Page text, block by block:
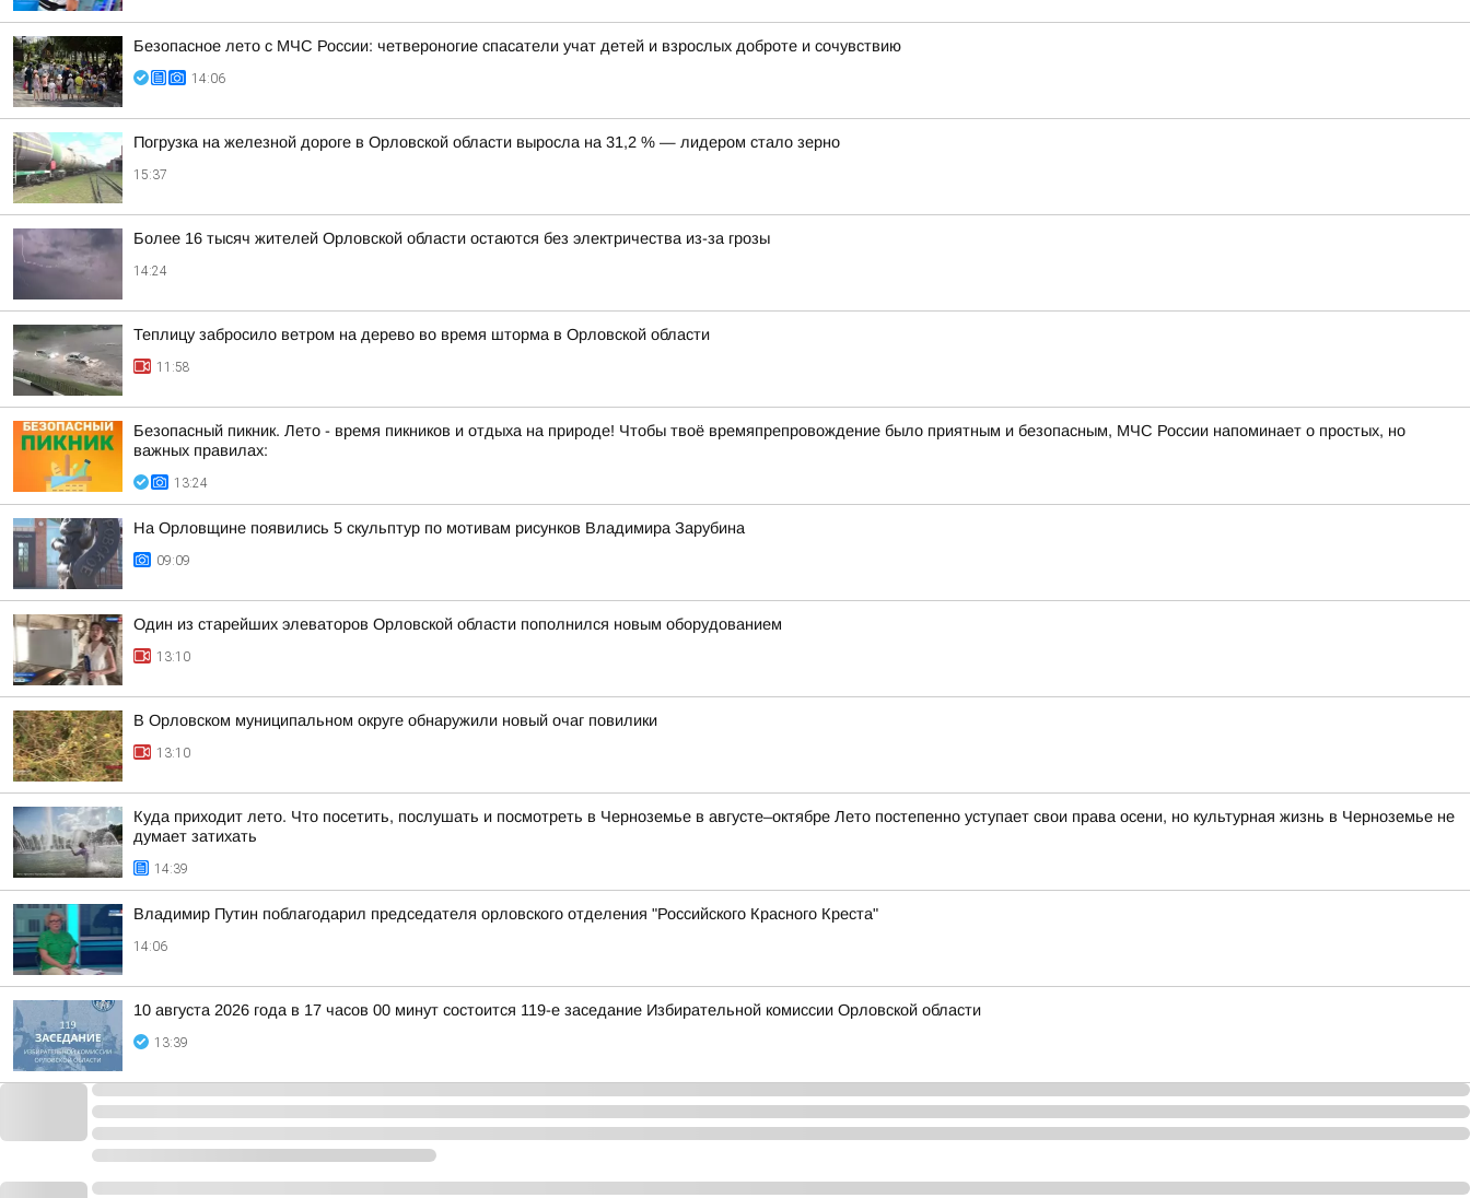
Безопасное лето с МЧС России: четвероногие спасатели учат детей и взрослых доброте и сочувствию
14:06
Погрузка на железной дороге в Орловской области выросла на 31,2 % — лидером стало зерно
15:37
Более 16 тысяч жителей Орловской области остаются без электричества из-за грозы
14:24
Теплицу забросило ветром на дерево во время шторма в Орловской области
11:58
Безопасный пикник. Лето - время пикников и отдыха на природе! Чтобы твоё времяпрепровождение было приятным и безопасным, МЧС России напоминает о простых, но
важных правилах:
13:24
На Орловщине появились 5 скульптур по мотивам рисунков Владимира Зарубина
09:09
Один из старейших элеваторов Орловской области пополнился новым оборудованием
13:10
В Орловском муниципальном округе обнаружили новый очаг повилики
13:10
Куда приходит лето. Что посетить, послушать и посмотреть в Черноземье в августе–октябре Лето постепенно уступает свои права осени, но культурная жизнь в Черноземье не
думает затихать
14:39
Владимир Путин поблагодарил председателя орловского отделения "Российского Красного Креста"
14:06
10 августа 2026 года в 17 часов 00 минут состоится 119-е заседание Избирательной комиссии Орловской области
13:39